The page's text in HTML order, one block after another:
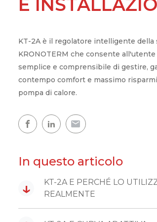
Acqua calda
Una casa calda
Mappa delle pompe di calore
L'esperienza dei nostri clienti
E
KT-2A è il regolatore intelligente della
KRONOTERM che consente
semplice e comprensibile di gestire,
contempo comfort e massimo
pompa di calore.
In questo articolo
↓
KT-2A E PERCHÉ LO
REALMENTE